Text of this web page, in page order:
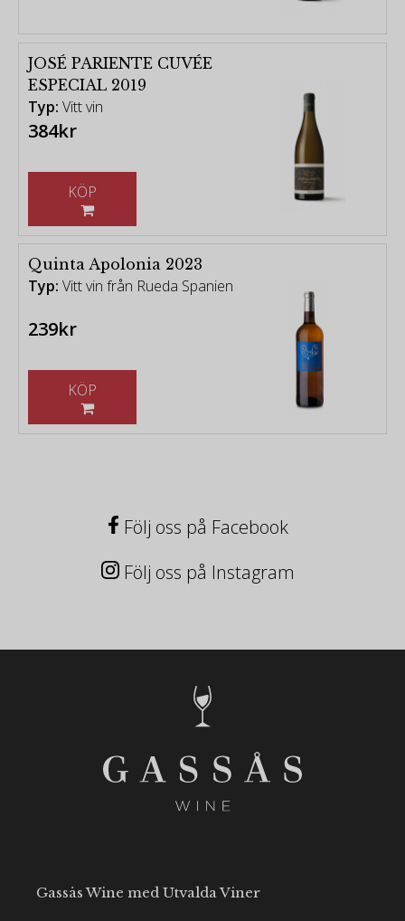
JOSÉ PARIENTE CUVÉE
ESPECIAL 2019
Typ: Vitt vin
384kr
Quinta Apolonia 2023
Typ: Vitt vin från Rueda Spanien
239kr
Följ oss på Facebook
Följ oss på Instagram
Gassås Wine med Utvalda Viner